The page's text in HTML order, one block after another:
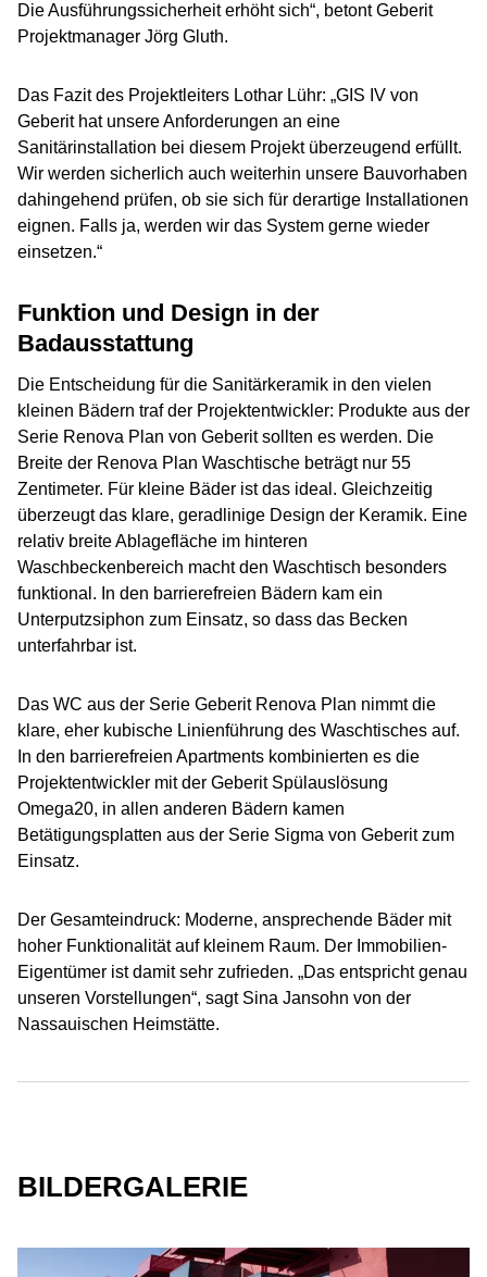
Die Ausführungssicherheit erhöht sich“, betont Geberit
Projektmanager Jörg Gluth.
Das Fazit des Projektleiters Lothar Lühr: „GIS IV von
Geberit hat unsere Anforderungen an eine
Sanitärinstallation bei diesem Projekt überzeugend erfüllt.
Wir werden sicherlich auch weiterhin unsere Bauvorhaben
dahingehend prüfen, ob sie sich für derartige Installationen
eignen. Falls ja, werden wir das System gerne wieder
einsetzen.“
Funktion und Design in der
Badausstattung
Die Entscheidung für die Sanitärkeramik in den vielen
kleinen Bädern traf der Projektentwickler: Produkte aus der
Serie Renova Plan von Geberit sollten es werden. Die
Breite der Renova Plan Waschtische beträgt nur 55
Zentimeter. Für kleine Bäder ist das ideal. Gleichzeitig
überzeugt das klare, geradlinige Design der Keramik. Eine
relativ breite Ablagefläche im hinteren
Waschbeckenbereich macht den Waschtisch besonders
funktional. In den barrierefreien Bädern kam ein
Unterputzsiphon zum Einsatz, so dass das Becken
unterfahrbar ist.
Das WC aus der Serie Geberit Renova Plan nimmt die
klare, eher kubische Linienführung des Waschtisches auf.
In den barrierefreien Apartments kombinierten es die
Projektentwickler mit der Geberit Spülauslösung
Omega20, in allen anderen Bädern kamen
Betätigungsplatten aus der Serie Sigma von Geberit zum
Einsatz.
Der Gesamteindruck: Moderne, ansprechende Bäder mit
hoher Funktionalität auf kleinem Raum. Der Immobilien-
Eigentümer ist damit sehr zufrieden. „Das entspricht genau
unseren Vorstellungen“, sagt Sina Jansohn von der
Nassauischen Heimstätte.
BILDERGALERIE